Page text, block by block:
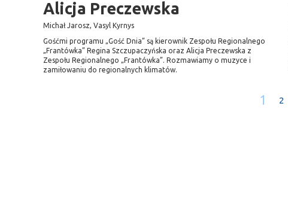
Alicja Preczewska
Michał Jarosz, Vasyl Kyrnys
Gośćmi programu „Gość Dnia” są kierownik Zespołu Regionalnego
„Frantówka” Regina Szczupaczyńska oraz Alicja Preczewska z
Zespołu Regionalnego „Frantówka”. Rozmawiamy o muzyce i
zamiłowaniu do regionalnych klimatów.
1 2